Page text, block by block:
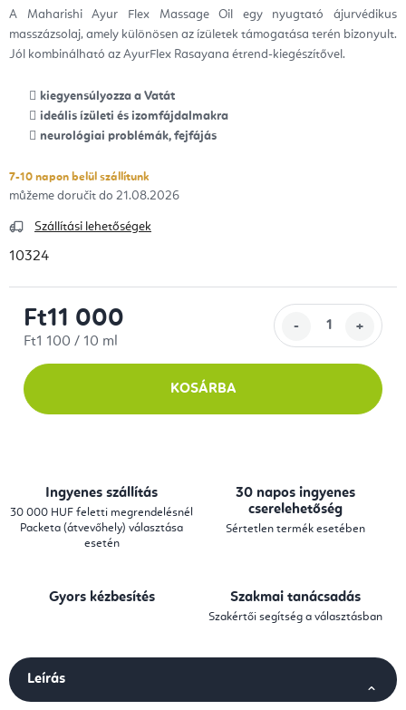
A Maharishi Ayur Flex Massage Oil egy nyugtató ájurvédikus
masszázsolaj, amely különösen az ízületek támogatása terén bizonyult.
Jól kombinálható az AyurFlex Rasayana étrend-kiegészítővel.
kiegyensúlyozza a Vatát
ideális ízületi és izomfájdalmakra
neurológiai problémák, fejfájás
7-10 napon belül szállítunk
21.08.2026
Szállítási lehetőségek
10324
Ft11 000
Egységár:
Ft1 100 / 10 ml
KOSÁRBA
Ingyenes szállítás
30 000 HUF feletti megrendelésnél
Packeta (átvevőhely) választása
esetén
30 napos ingyenes
cserelehetőség
Sértetlen termék esetében
Gyors kézbesítés Szakmai tanácsadás
Szakértői segítség a választásban
Leírás